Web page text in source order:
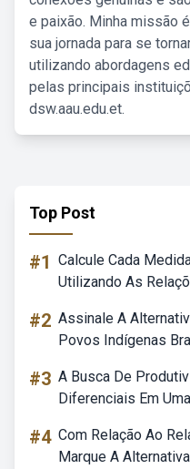
e paixão. Minha missão
sua jornada para se
utilizando abordagens
pelas principais
dsw.aau.edu.et.
Top Post
#1 Calcule Cada
Utilizando As
#2 Assinale A
Povos Indígenas
#3 A Busca De
Diferenciais Em
#4 Com Relação Ao
Marque A